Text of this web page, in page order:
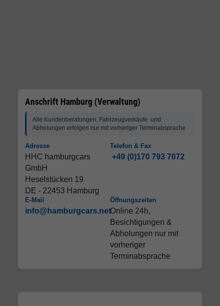
Anschrift Hamburg (Verwaltung)
Alle Kundenberatungen, Fahrzeugverkäufe und
Abholungen erfolgen nur mit vorheriger Terminabsprache
Adresse
HHC hamburgcars
GmbH
Heselstücken 19
DE - 22453 Hamburg
Telefon & Fax
+49 (0)170 793 7072
E-Mail
info@hamburgcars.net
Öffnungszeiten
Online 24h,
Besichtigungen &
Abholungen nur mit
vorheriger
Terminabsprache